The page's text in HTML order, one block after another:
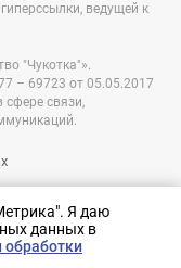
Я даю
данных в
обработки
ведущей к
"Чукотка"».
– 69723 от 05.05.2017
связи,